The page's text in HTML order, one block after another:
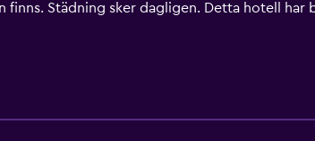
Städning sker dagligen. Detta hotell har
på plats eller i närheten. Avgifter kan